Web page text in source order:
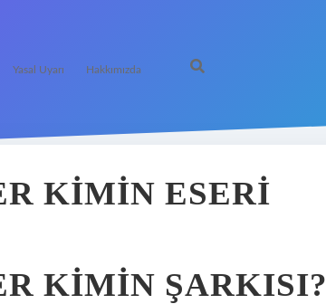
Yasal Uyarı Hakkımızda
KIMIN ESERI
KIMIN ŞARKISI?